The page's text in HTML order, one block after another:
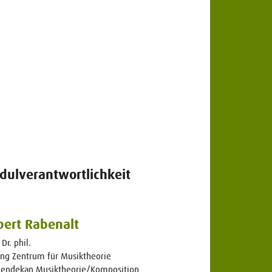
Rabenalt
phil.
Zentrum für Musiktheorie
Musiktheorie/Komposition